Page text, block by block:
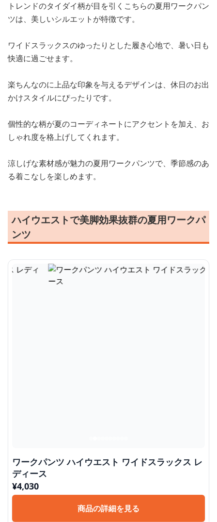
トレンドのタイダイ柄が目を引くこちらの夏用ワークパン
ツは、美しいシルエットが特徴です。
ワイドスラックスのゆったりとした履き心地で、暑い日も
快適に過ごせます。
楽ちんなのに上品な印象を与えるデザインは、休日のお出
かけスタイルにぴったりです。
個性的な柄が夏のコーディネートにアクセントを加え、お
しゃれ度を格上げしてくれます。
涼しげな素材感が魅力の夏用ワークパンツで、季節感のあ
る着こなしを楽しめます。
ハイウエストで美脚効果抜群の夏用ワークパ
ンツ
ワークパンツ ハイウエスト ワイドスラックス レ
ディース
¥4,030
商品の詳細を見る